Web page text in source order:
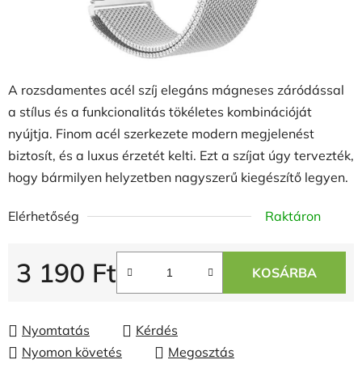
A rozsdamentes acél szíj elegáns mágneses záródással
a stílus és a funkcionalitás tökéletes kombinációját
nyújtja. Finom acél szerkezete modern megjelenést
biztosít, és a luxus érzetét kelti. Ezt a szíjat úgy tervezték,
hogy bármilyen helyzetben nagyszerű kiegészítő legyen.
Elérhetőség Raktáron
3 190 Ft KOSÁRBA
Nyomtatás
Kérdés
Nyomon követés
Megosztás